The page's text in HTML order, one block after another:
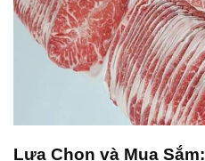
Lựa Chọn và Mua Sắm: